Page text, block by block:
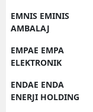
EMNIS EMINIS
AMBALAJ
EMPAE EMPA
ELEKTRONIK
ENDAE ENDA
ENERJI HOLDING